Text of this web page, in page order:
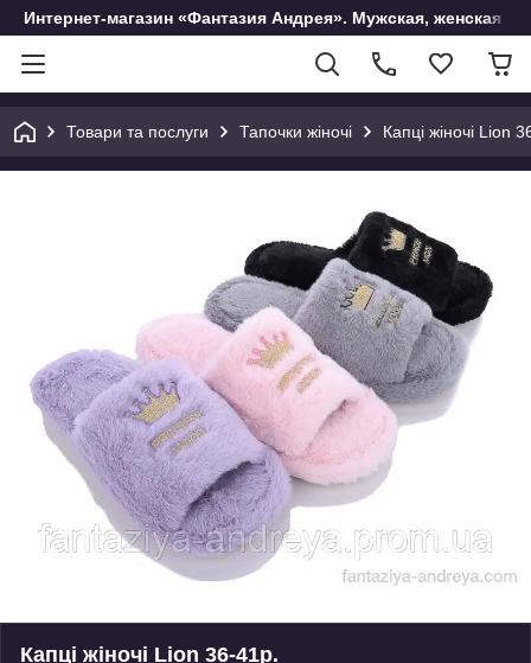
Интернет-магазин «Фантазия Андрея». Мужская, женская и
Товари та послуги Тапочки жіночі Капці жіночі Lion
Капці жіночі Lion 36-41р.